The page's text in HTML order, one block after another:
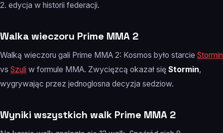
2. edycja w historii federacji.
Walka wieczoru Prime MMA 2
Walką wieczoru gali Prime MMA 2: Kosmos było starcie Stormin
vs Szuli w formule MMA. Zwycięzcą okazał się Stormin,
wygrywając przez jednoglosna decyzja sedziow.
Wyniki wszystkich walk Prime MMA 2